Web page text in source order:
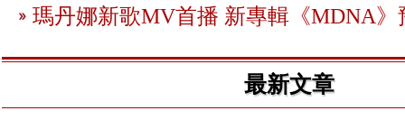
瑪丹娜新歌MV首播 新專輯《MDNA》
最新文章